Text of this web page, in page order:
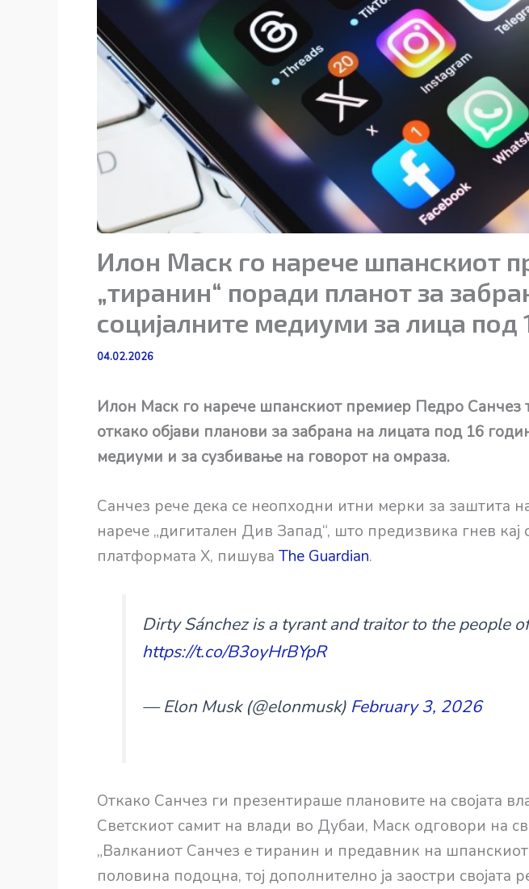
Илон Маск го нарече шпанскиот
„тиранин“ поради планот за
социјалните медиуми за лица под
04.02.2026
Илон Маск го нарече шпанскиот премиер Педро Санчез
откако објави планови за забрана на лицата под 16
медиуми и за сузбивање на говорот на омраза.
Санчез рече дека се неопходни итни мерки за заштита
нарече „дигитален Див Запад“, што предизвика гнев кај
платформата X, пишува The Guardian.
Dirty Sánchez is a tyrant and traitor to the people
https://t.co/B3oyHrBYpR
— Elon Musk (@elonmusk) February 3, 2026
Откако Санчез ги презентираше плановите на својата
Светскиот самит на влади во Дубаи, Маск одговори на
„Валканиот Санчез е тиранин и предавник на
половина подоцна, тој дополнително ја заостри својата